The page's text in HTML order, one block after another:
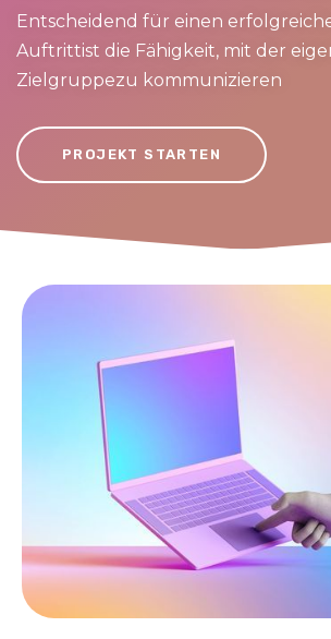
Entscheidend für einen
Auftrittist die Fähigkeit, mit der
Zielgruppezu kommunizieren
PROJEKT STARTEN